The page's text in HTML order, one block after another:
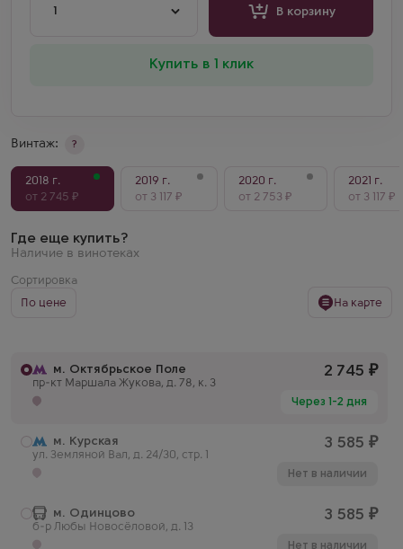
Винтаж: ?
2018 г.
от 2 745 ₽
2019 г.
от 3 117 ₽
2020 г.
от 2 753 ₽
2021 г.
от 3 117 ₽
1 В корзину
Купить в 1 клик
Где еще купить?
Наличие в винотеках
Сортировка
По цене
На карте
м. Октябрьское Поле
пр-кт Маршала Жукова, д. 78, к. 3
2 745 ₽
Через 1-2 дня
м. Курская
ул. Земляной Вал, д. 24/30, стр. 1
3 585 ₽
Нет в наличии
м. Одинцово
б-р Любы Новосёловой, д. 13
3 585 ₽
Нет в наличии